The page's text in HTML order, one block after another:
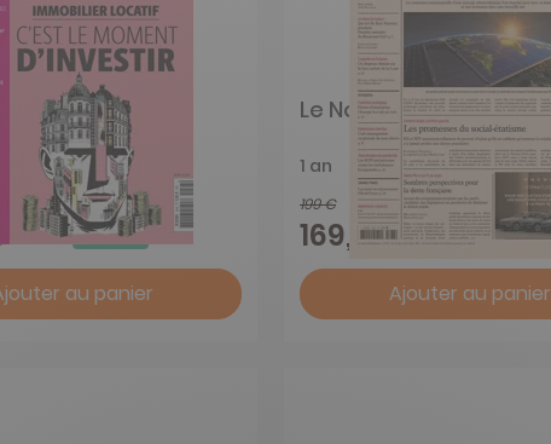
-26%
au panier
Le Nouvel Economiste
1 an
199 €
169,15 € -15%
Ajouter au panier